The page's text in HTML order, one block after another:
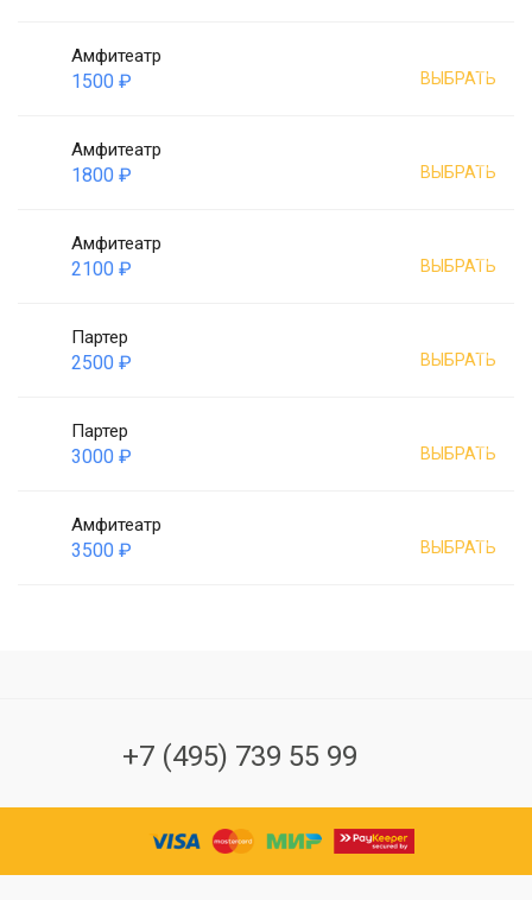
Амфитеатр
1500 ₽ ВЫБРАТЬ
Амфитеатр
1800 ₽ ВЫБРАТЬ
Амфитеатр
2100 ₽ ВЫБРАТЬ
Партер
2500 ₽ ВЫБРАТЬ
Партер
3000 ₽ ВЫБРАТЬ
Амфитеатр
3500 ₽ ВЫБРАТЬ
+7 (495) 739 55 99